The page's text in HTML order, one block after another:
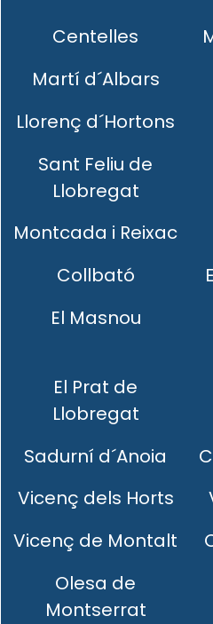
Centelles
Martí d´Albars
Llorenç d´Hortons
Sant Feliu de
Llobregat
Montcada i Reixac
Collbató
El Masnou
El Prat de
Llobregat
Sadurní d´Anoia
Vicenç dels Horts
Vicenç de Montalt
Olesa de
Montserrat